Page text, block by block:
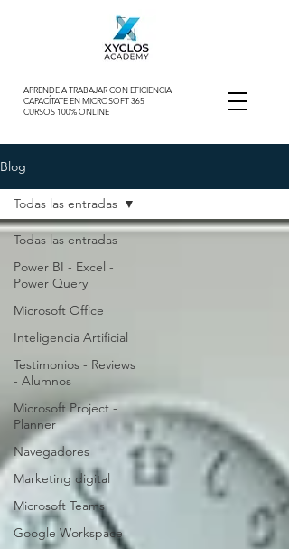
APRENDE A TRABAJAR CON EFICIENCIA
CAPACÍTATE EN MICROSOFT 365
CURSOS 100% ONLINE
Blog
Todas las entradas
Power BI - Excel -
Power Query
Microsoft Office
Inteligencia Artificial
Testimonios - Reviews
- Alumnos
Microsoft Project -
Planner
Navegadores
Marketing digital
Microsoft Teams
Google Workspace
Todas las entradas